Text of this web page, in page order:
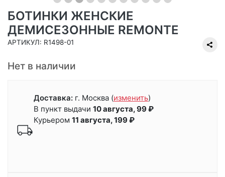
БОТИНКИ ЖЕНСКИЕ
ДЕМИСЕЗОННЫЕ REMONTE
АРТИКУЛ: R1498-01
Нет в наличии
Доставка: г. Москва (изменить)
В пункт выдачи 10 августа, 99 ₽
Курьером 11 августа, 199 ₽